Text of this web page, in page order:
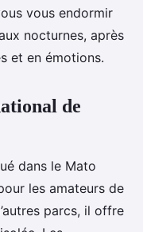
vous endormir
nocturnes, après
et en émotions.
de
dans le Mato
les amateurs de
parcs, il offre